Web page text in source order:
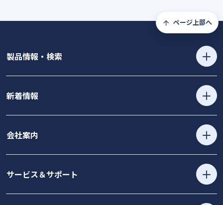
ページ上部へ
製品情報・検索
新着情報
会社案内
サービス＆サポート